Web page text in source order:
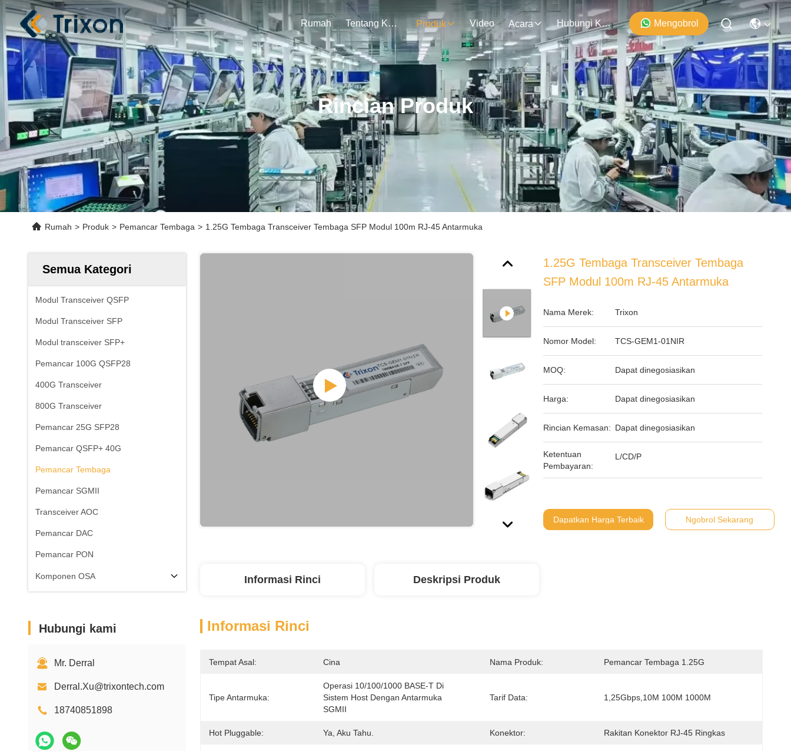
Rumah Tentang Kami Produk Video Acara Hubungi Kami Mengobrol
Rincian Produk
Rumah > Produk > Pemancar Tembaga > 1.25G Tembaga Transceiver Tembaga SFP Modul 100m RJ-45 Antarmuka
Semua Kategori
Modul Transceiver QSFP
Modul Transceiver SFP
Modul transceiver SFP+
Pemancar 100G QSFP28
400G Transceiver
800G Transceiver
Pemancar 25G SFP28
Pemancar QSFP+ 40G
Pemancar Tembaga
Pemancar SGMII
Transceiver AOC
Pemancar DAC
Pemancar PON
Komponen OSA
Hubungi kami
Mr. Derral
Derral.Xu@trixontech.com
18740851898
1.25G Tembaga Transceiver Tembaga
SFP Modul 100m RJ-45 Antarmuka
Nama Merek: Trixon
Nomor Model: TCS-GEM1-01NIR
MOQ: Dapat dinegosiasikan
Harga: Dapat dinegosiasikan
Rincian Kemasan: Dapat dinegosiasikan
Ketentuan
Pembayaran:
L/CD/P
Dapatkan Harga Terbaik Ngobrol Sekarang
Informasi Rinci Deskripsi Produk
Informasi Rinci
Tempat Asal: Cina Nama Produk: Pemancar Tembaga 1.25G
Tipe Antarmuka:
Operasi 10/100/1000 BASE-T Di
Sistem Host Dengan Antarmuka
SGMII
Tarif Data: 1,25Gbps,10M 100M 1000M
Hot Pluggable: Ya, Aku Tahu. Konektor: Rakitan Konektor RJ-45 Ringkas